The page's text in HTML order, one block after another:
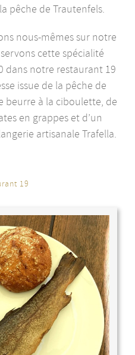
pêche de Trautenfels.
nous-mêmes sur notre
cette spécialité
dans notre restaurant 19
issue de la pêche de
beurre à la ciboulette, de
en grappes et d’un
artisanale Trafella.
19